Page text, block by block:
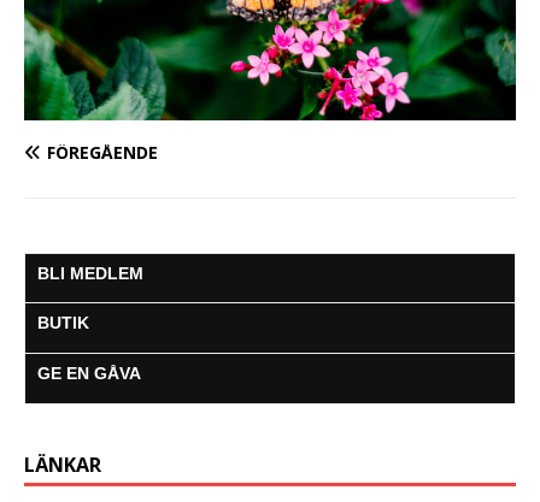
FÖREGÅENDE
BLI MEDLEM
BUTIK
GE EN GÅVA
LÄNKAR